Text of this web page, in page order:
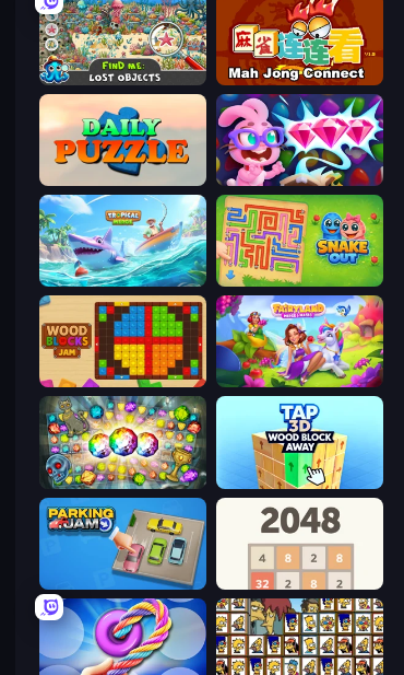
Find Me: Lost Objects Mahjong Connect (Legacy)
Skydom: Reforged
Tropical Merge Snake Out: Maze Escape
Wood Blocks Jam Fairyland Merge & Magic
Forgotten Treasure 2
2048